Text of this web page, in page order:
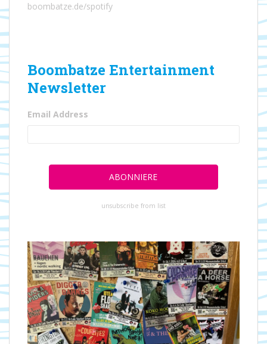
boombatze.de/spotify
Boombatze Entertainment
Newsletter
Email Address
unsubscribe from list